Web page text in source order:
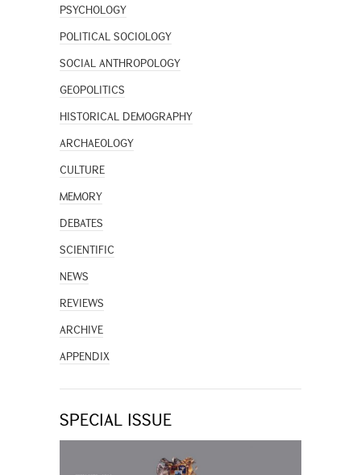
PSYCHOLOGY
POLITICAL SOCIOLOGY
SOCIAL ANTHROPOLOGY
GEOPOLITICS
HISTORICAL DEMOGRAPHY
ARCHAEOLOGY
CULTURE
MEMORY
DEBATES
SCIENTIFIC
NEWS
REVIEWS
ARCHIVE
APPENDIX
SPECIAL ISSUE